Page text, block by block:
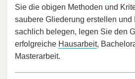
Sie die obigen Methoden und
saubere Gliederung erstellen und
sachlich belegen, legen Sie den
erfolgreiche Hausarbeit,
Masterarbeit.